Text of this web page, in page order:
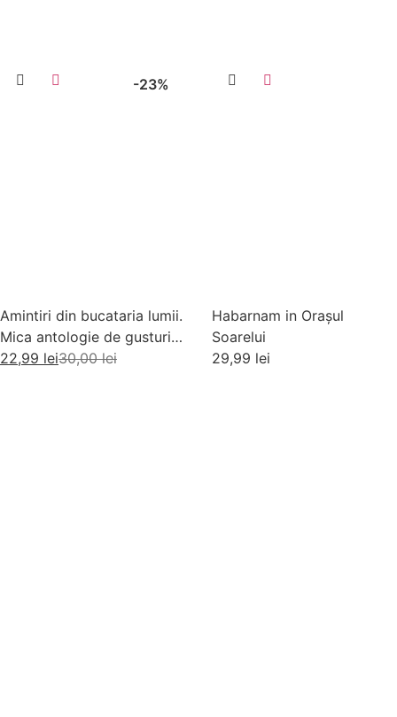
-23%
Amintiri din bucataria lumii.
Mica antologie de gusturi,
stari si gustari
30,00lei
22,99 lei
Habarnam in Orașul
Soarelui
29,99 lei